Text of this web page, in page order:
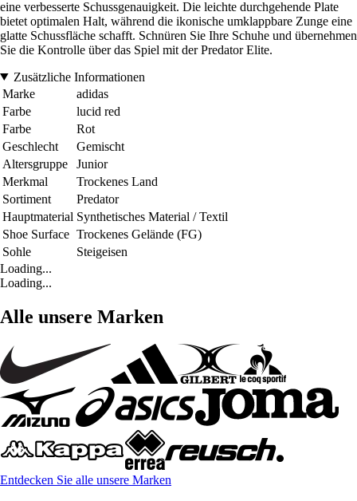
eine verbesserte Schussgenauigkeit. Die leichte durchgehende Plate
bietet optimalen Halt, während die ikonische umklappbare Zunge eine
glatte Schussfläche schafft. Schnüren Sie Ihre Schuhe und übernehmen
Sie die Kontrolle über das Spiel mit der Predator Elite.
Zusätzliche Informationen
Marke
adidas
Farbe
lucid red
Farbe
Rot
Geschlecht
Gemischt
Altersgruppe
Junior
Merkmal
Trockenes Land
Sortiment
Predator
Hauptmaterial Synthetisches Material / Textil
Shoe Surface Trockenes Gelände (FG)
Sohle
Steigeisen
Loading...
Loading...
Alle unsere Marken
Entdecken Sie alle unsere Marken